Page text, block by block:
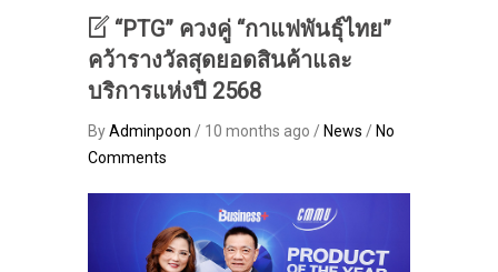
“PTG” ควงคู่ “กาแฟพันธุ์ไทย”
คว้ารางวัลสุดยอดสินค้าและ
บริการแห่งปี 2568
ByAdminpoon / 10 months ago / News / No
Comments